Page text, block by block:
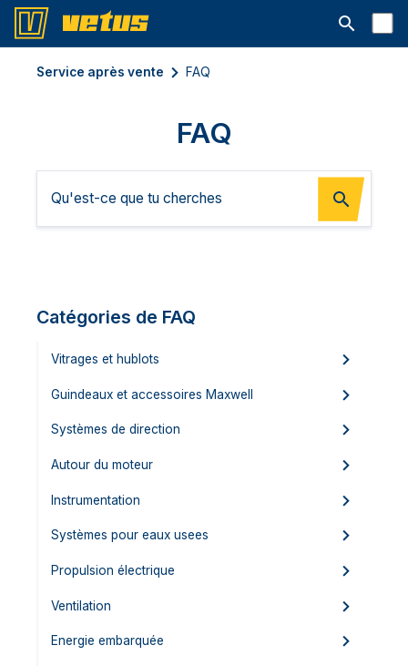
Ouvrir la
Service après vente FAQ
FAQ
Catégories de FAQ
Vitrages et hublots
Guindeaux et accessoires Maxwell
Systèmes de direction
Autour du moteur
Instrumentation
Systèmes pour eaux usees
Propulsion électrique
Ventilation
Energie embarquée